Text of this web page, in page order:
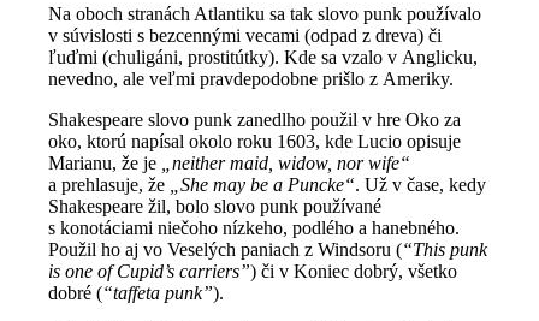
Na oboch stranách Atlantiku sa tak slovo punk používalo
v súvislosti s bezcennými vecami (odpad z dreva) či
ľuďmi (chuligáni, prostitútky). Kde sa vzalo v Anglicku,
nevedno, ale veľmi pravdepodobne prišlo z Ameriky.
Shakespeare slovo punk zanedlho použil v hre Oko za
oko, ktorú napísal okolo roku 1603, kde Lucio opisuje
Marianu, že je
„neither maid, widow, nor wife“
a prehlasuje, že
„She may be a Puncke“. Už v čase, kedy
Shakespeare žil, bolo slovo punk používané
s konotáciami niečoho nízkeho, podlého a hanebného.
Použil ho aj vo Veselých paniach z Windsoru (“This punk
is one of Cupid’s carriers”) či v Koniec dobrý, všetko
dobré (“taffeta punk”).